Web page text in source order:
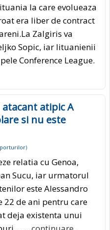
la care evolueaza
era liber de contract
Zalgiris va
Sopic, iar lituanienii
Conference League.
atipic A
si nu este
)
relatia cu Genoa,
Sucu, iar urmatorul
este Alessandro
22 de ani pentru care
deja existenta unui